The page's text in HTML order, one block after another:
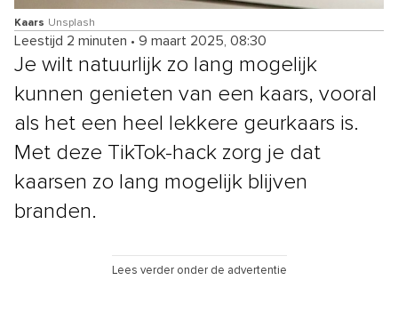
Kaars Unsplash
Leestijd 2 minuten • 9 maart 2025, 08:30
Je wilt natuurlijk zo lang mogelijk
kunnen genieten van een kaars, vooral
als het een heel lekkere geurkaars is.
Met deze TikTok-hack zorg je dat
kaarsen zo lang mogelijk blijven
branden.
Lees verder onder de advertentie